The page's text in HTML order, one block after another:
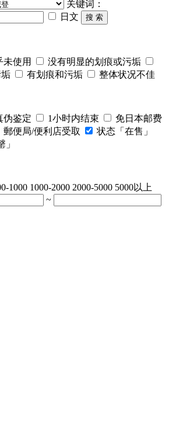
关键词：
日文
搜 索
未使用
没有明显的划痕或污垢
有划痕和污垢 整体状况不佳
伪鉴定 1小时内结束
免日本邮费
郵便局/便利店受取
状态「在售」
1000 1000-2000 2000-5000 5000以上
~